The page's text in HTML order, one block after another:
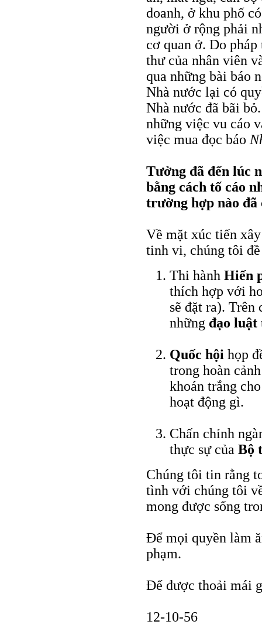
doanh, ở khu phố
người ở rộng phải
cơ quan ở. Do
thư của nhân viên
qua những bài báo
Nhà nước lại có
Nhà nước đã bãi
những việc vu cáo
việc mua đọc báo
Tưởng đã đến lúc
bằng cách tố cáo
trường hợp nào
Về mặt xúc tiến
tinh vi, chúng tôi
Thi hành Hiến
thích hợp với
sẽ đặt ra). Trên
những đạo luật
Quốc hội họp
trong hoàn
khoán trắng
hoạt động gì.
Chấn chỉnh
thực sự của Bộ
Chúng tôi tin rằng
tình với chúng tôi
mong được sống
Để mọi quyền làm
phạm.
Để được thoải mái
12-10-56